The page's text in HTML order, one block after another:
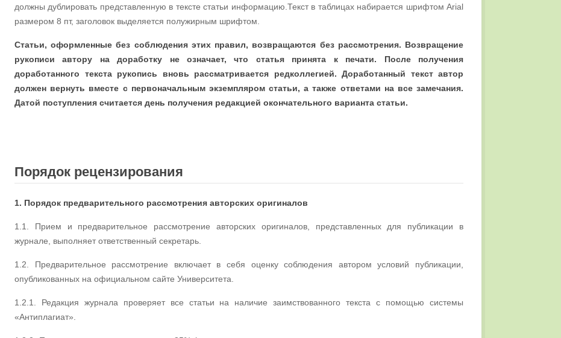
должны дублировать представленную в тексте статьи информацию.Текст в таблицах набирается шрифтом Arial
размером 8 пт, заголовок выделяется полужирным шрифтом.
Статьи, оформленные без соблюдения этих правил, возвращаются без рассмотрения. Возвращение
рукописи автору на доработку не означает, что статья принята к печати. После получения
доработанного текста рукопись вновь рассматривается редколлегией. Доработанный текст автор
должен вернуть вместе с первоначальным экземпляром статьи, а также ответами на все замечания.
Датой поступления считается день получения редакцией окончательного варианта статьи.
Порядок рецензирования
1. Порядок предварительного рассмотрения авторских оригиналов
1.1. Прием и предварительное рассмотрение авторских оригиналов, представленных для публикации в
журнале, выполняет ответственный секретарь.
1.2. Предварительное рассмотрение включает в себя оценку соблюдения автором условий публикации,
опубликованных на официальном сайте Университета.
1.2.1. Редакция журнала проверяет все статьи на наличие заимствованного текста с помощью системы
«Антиплагиат».